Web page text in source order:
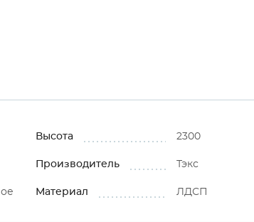
Высота 2300
Производитель Тэкс
Материал ЛДСП